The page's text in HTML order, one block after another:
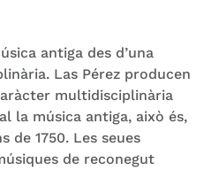
antiga des d’una
Las Pérez producen
multidisciplinària
la música antiga, això és,
de 1750. Les seues
de reconegut